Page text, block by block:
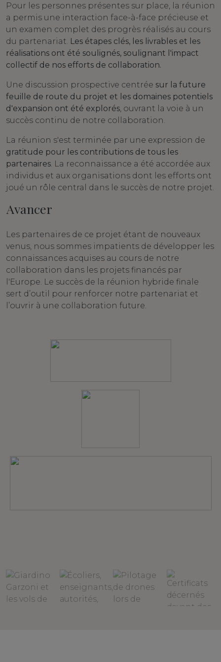
Pour les personnes présentes sur place, la réunion
a permis une interaction face-à-face précieuse et
un examen complet des progrès réalisés au cours
du partenariat. Les étapes clés, les livrables et les
réalisations ont été soulignés, soulignant l'impact
collectif de nos efforts de collaboration.
Une discussion prospective centrée sur la future
feuille de route du projet et les domaines potentiels
d'expansion ont été explorés , ouvrant la voie à un
succès continu de notre collaboration.
La réunion s'est terminée par une expression de
gratitude pour les contributions de tous les
partenaires . La reconnaissance a été accordée aux
individus et aux organisations dont les efforts ont
joué un rôle central dans le succès de notre projet.
Avancer
Les partenaires de ce projet étant de nouveaux
venus, nous sommes impatients de développer les
connaissances acquises au cours de notre
collaboration dans les projets financés par
l'Europe. Le succès de la réunion hybride finale
sert d’outil pour renforcer notre partenariat et
l’ouvrir à une collaboration future.